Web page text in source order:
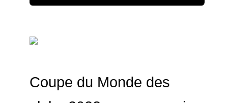
Coupe du Monde des